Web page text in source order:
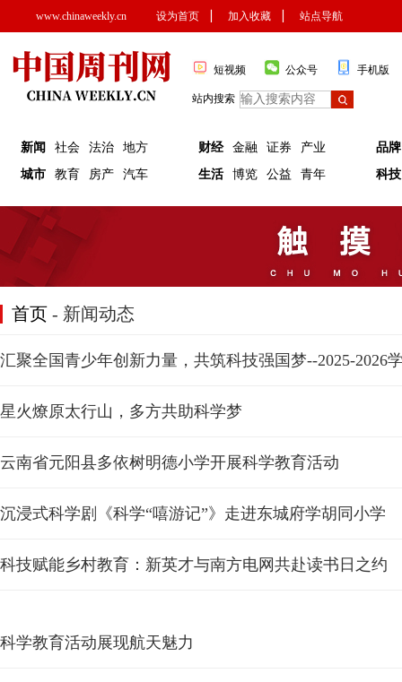
www.chinaweekly.cn 设为首页 加入收藏 站点导航
短视频 公众号 手机版
站内搜索
新闻 社会 法治
地方
城市
教育 房产 汽车
财经 金融 证券
产业
生活
博览 公益 青年
品牌
科技
首页 - 新闻动态
星火燎原太行山，多方共助科学梦
云南省元阳县多依树明德小学开展科学教育活动
沉浸式科学剧《科学“嘻游记”》走进东城府学胡同小学
科技赋能乡村教育：新英才与南方电网共赴读书日之约
科学教育活动展现航天魅力